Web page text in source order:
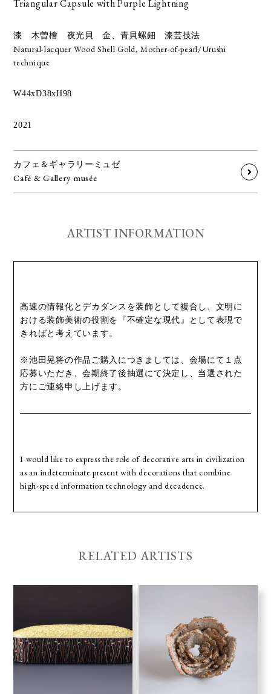
Triangular Capsule with Purple Lightning
漆 木曽檜 夜光貝 金、青貝螺鈿 漆芸技法
Natural-lacquer Wood Shell Gold, Mother-of-pearl/Urushi
technique
W44xD38xH98
2021
カフェ＆ギャラリーミュゼ
Café & Gallery musée
ARTIST INFORMATION
高速の情報化とデカダンスを装飾として複合し、文明に
おける装飾美術の役割を『不確定な現代』として表現で
きればと考えています。
※池田晃将の作品ご購入につきましては、会場にて１点
応募いただき、会期終了後抽選にて決定し、当選された
方にご連絡申し上げます。
I would like to express the role of decorative arts in civilization
as an indeterminate present with decorations that combine
high-speed information technology and decadence.
RELATED ARTISTS